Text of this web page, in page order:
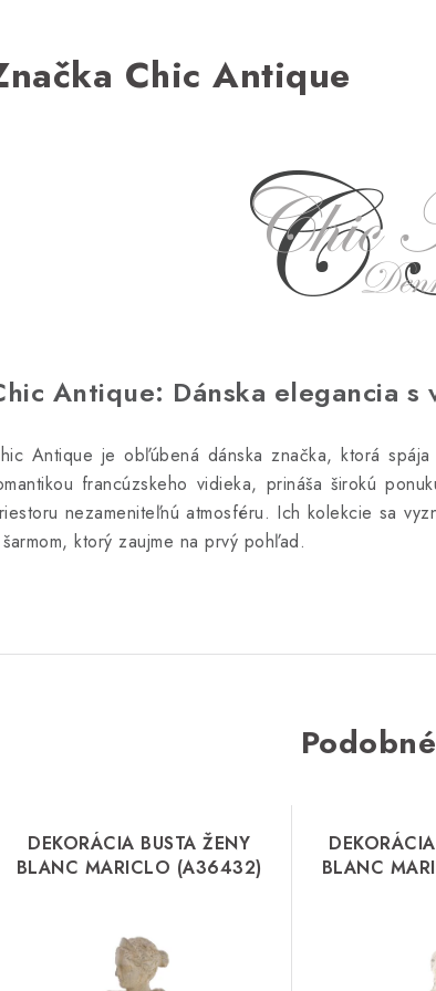
Chic Antique
Antique: Dánska elegancia s
Antique je obľúbená dánska značka, ktorá
francúzskeho vidieka, prináša širokú
nezameniteľnú atmosféru. Ich kolekcie sa
ktorý zaujme na prvý pohľad.
DEKORÁCIA BUSTA ŽENY
BLANC MARICLO (A36432)
BLANC